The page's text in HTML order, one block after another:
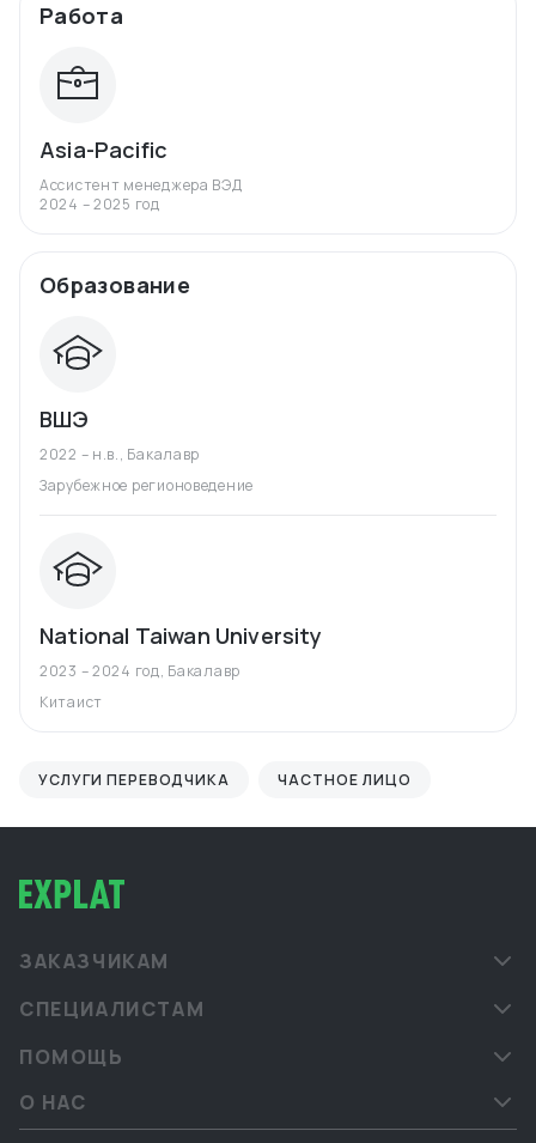
Работа
Asia-Pacific
Ассистент менеджера ВЭД
2024 – 2025 год
Образование
ВШЭ
2022 – н.в., Бакалавр
Зарубежное регионоведение
National Taiwan University
2023 – 2024 год, Бакалавр
Китаист
УСЛУГИ ПЕРЕВОДЧИКА ЧАСТНОЕ ЛИЦО
ЗАКАЗЧИКАМ
СПЕЦИАЛИСТАМ
ПОМОЩЬ
О НАС